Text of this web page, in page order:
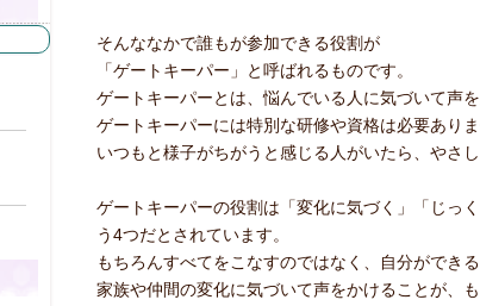
そんななかで誰もが参加できる役割が
「ゲートキーパー」と呼ばれるものです。
ゲートキーパーとは、悩んでいる人に気づいて声
ゲートキーパーには特別な研修や資格は必要ありま
いつもと様子がちがうと感じる人がいたら、やさ
ゲートキーパーの役割は「変化に気づく」「じっ
う4つだとされています。
もちろんすべてをこなすのではなく、自分ができ
家族や仲間の変化に気づいて声をかけることが、